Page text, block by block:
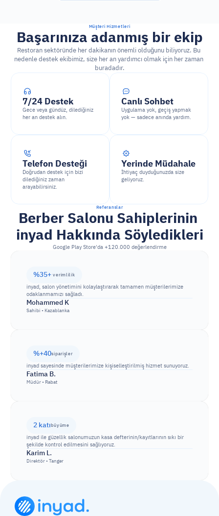
Müşteri Hizmetleri
Başarınıza adanmış bir ekip
Restoran sektöründe her dakikanın önemli olduğunu biliyoruz. Bu
nedenle destek ekibimiz, size her an yardımcı olmak için her zaman
buradadır.
7/24 Destek
Gece veya gündüz, dilediğiniz
her an destek alın.
Canlı Sohbet
Uygulama yok, geçiş yapmak
yok — sadece anında yardım.
Telefon Desteği
Doğrudan destek için bizi
dilediğiniz zaman
arayabilirsiniz.
Yerinde Müdahale
İhtiyaç duyduğunuzda size
geliyoruz.
Referanslar
Berber Salonu Sahiplerinin
inyad Hakkında Söyledikleri
Google Play Store'da +120.000 değerlendirme
%35+ verimlilik
inyad, salon yönetimini kolaylaştırarak tamamen müşterilerimize
odaklanmamızı sağladı.
Mohammed K
Sahibi • Kazablanka
%+40siparişler
inyad sayesinde müşterilerimize kişiselleştirilmiş hizmet sunuyoruz.
Fatima B.
Müdür • Rabat
2 katıbüyüme
inyad ile güzellik salonumuzun kasa defterinin/kayıtlarının sıkı bir
şekilde kontrol edilmesini sağlıyoruz.
Karim L.
Direktör • Tanger